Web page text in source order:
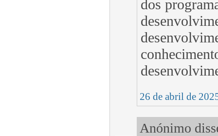
dos
26 de abril de
Anónimo